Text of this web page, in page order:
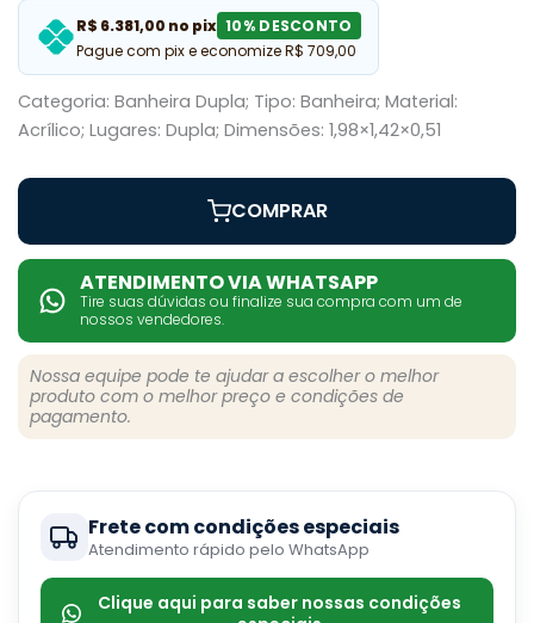
R$ 6.381,00 no pix 10% DESCONTO
Pague com pix e economize R$ 709,00
Categoria: Banheira Dupla; Tipo: Banheira; Material:
Acrílico; Lugares: Dupla; Dimensões: 1,98×1,42×0,51
COMPRAR
ATENDIMENTO VIA WHATSAPP
Tire suas dúvidas ou finalize sua compra com um de
nossos vendedores.
Nossa equipe pode te ajudar a escolher o melhor
produto com o melhor preço e condições de
pagamento.
Frete com condições especiais
Atendimento rápido pelo WhatsApp
Clique aqui para saber nossas condições